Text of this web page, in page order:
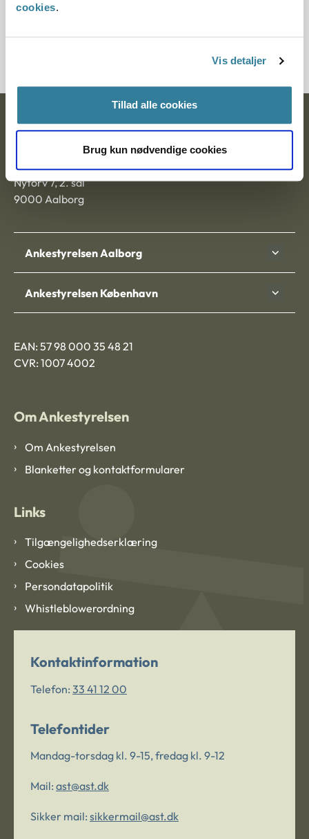
cookies.
Vis detaljer
Tillad alle cookies
Brug kun nødvendige cookies
Journalnummer
Ankestyrelsen
Nytorv 7, 2. sal
9000 Aalborg
Ankestyrelsen Aalborg
Ankestyrelsen København
EAN: 57 98 000 35 48 21
CVR: 1007 4002
Om Ankestyrelsen
Om Ankestyrelsen
Blanketter og kontaktformularer
Links
Tilgængelighedserklæring
Cookies
Persondatapolitik
Whistleblowerordning
Kontaktinformation
Telefon: 33 41 12 00
Telefontider
Mandag-torsdag kl. 9-15, fredag kl. 9-12
Mail: ast@ast.dk
Sikker mail: sikkermail@ast.dk